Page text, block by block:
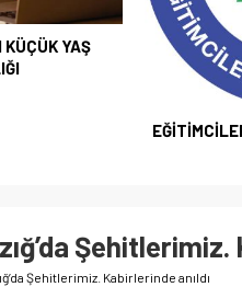
KÜÇÜK YAŞ
Şehitlerimiz.
Şehitlerimiz. Kabirlerinde anıldı